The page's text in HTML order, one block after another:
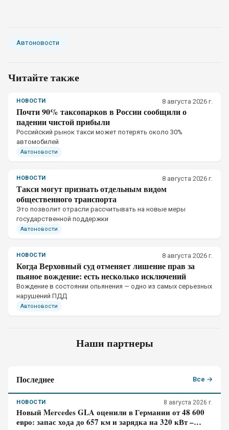
Автоновости
Читайте также
НОВОСТИ 8 августа 2026 г.
Почти 90% таксопарков в России сообщили о
падении чистой прибыли
Российский рынок такси может потерять около 30%
автомобилей
Автоновости
НОВОСТИ 8 августа 2026 г.
Такси могут признать отдельным видом
общественного транспорта
Это позволит отрасли рассчитывать на новые меры
государственной поддержки
Автоновости
НОВОСТИ 8 августа 2026 г.
Когда Верховный суд отменяет лишение прав за
пьяное вождение: есть несколько исключений
Вождение в состоянии опьянения — одно из самых серьезных
нарушений ПДД
Автоновости
Наши партнеры
Последнее Все →
НОВОСТИ 8 августа 2026 г.
Новый Mercedes GLA оценили в Германии от 48 600
евро: запас хода до 657 км и зарядка на 320 кВт –